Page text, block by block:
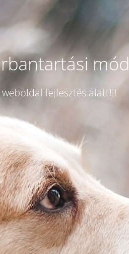
mód
weboldal fejlesztés alatt!!!